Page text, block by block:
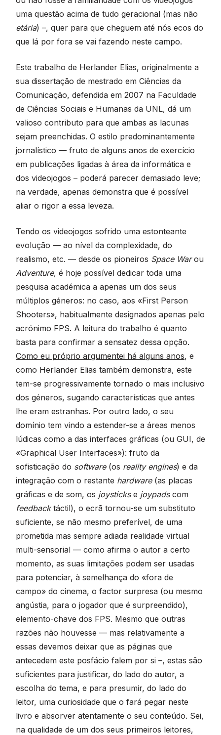
uma questão acima de tudo geracional (mas não
etária) –, quer para que cheguem até nós ecos do
que lá por fora se vai fazendo neste campo.
Este trabalho de Herlander Elias, originalmente a
sua dissertação de mestrado em Ciências da
Comunicação, defendida em 2007 na Faculdade
de Ciências Sociais e Humanas da UNL, dá um
valioso contributo para que ambas as lacunas
sejam preenchidas. O estilo predominantemente
jornalístico — fruto de alguns anos de exercício
em publicações ligadas à área da informática e
dos videojogos – poderá parecer demasiado leve;
na verdade, apenas demonstra que é possível
aliar o rigor a essa leveza.
Tendo os videojogos sofrido uma estonteante
evolução — ao nível da complexidade, do
realismo, etc. — desde os pioneiros Space Warou
Adventure, é hoje possível dedicar toda uma
pesquisa académica a apenas um dos seus
múltiplos géneros: no caso, aos «First Person
Shooters», habitualmente designados apenas pelo
acrónimo FPS. A leitura do trabalho é quanto
basta para confirmar a sensatez dessa opção.
Como eu próprio argumentei há alguns anos, e
como Herlander Elias também demonstra, este
tem-se progressivamente tornado o mais inclusivo
dos géneros, sugando características que antes
lhe eram estranhas. Por outro lado, o seu
domínio tem vindo a estender-se a áreas menos
lúdicas como a das interfaces gráficas (ou GUI, de
«Graphical User Interfaces»): fruto da
sofisticação do software(os reality engines) e da
integração com o restante hardware(as placas
gráficas e de som, os joystickse joypadscom
feedbacktáctil), o ecrã tornou-se um substituto
suficiente, se não mesmo preferível, de uma
prometida mas sempre adiada realidade virtual
multi-sensorial — como afirma o autor a certo
momento, as suas limitações podem ser usadas
para potenciar, à semelhança do «fora de
campo» do cinema, o factor surpresa (ou mesmo
angústia, para o jogador que é surpreendido),
elemento-chave dos FPS. Mesmo que outras
razões não houvesse — mas relativamente a
essas devemos deixar que as páginas que
antecedem este posfácio falem por si –, estas são
suficientes para justificar, do lado do autor, a
escolha do tema, e para presumir, do lado do
leitor, uma curiosidade que o fará pegar neste
livro e absorver atentamente o seu conteúdo. Sei,
na qualidade de um dos seus primeiros leitores,